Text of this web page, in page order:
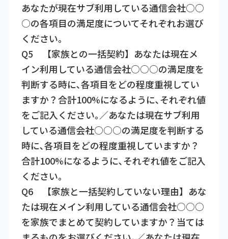
あなたが現在サブ利用している通信会社○○
○の各項目の満足度についてそれぞれお選び
ください｡
Q5 【家族との一括契約】あなたは現在メ
イン利用している通信会社○○○の満足度を
判断する時に､各項目をどの程度重視してい
ますか？合計100%になるように､それぞれ値
をご記入ください｡／あなたは現在サブ利用
している通信会社○○○の満足度を判断する
時に､各項目をどの程度重視していますか？
合計100%になるように､それぞれ値をご記入
ください｡
Q6 【家族と一括契約していない理由】あな
たは現在メイン利用している通信会社○○○
を家族でまとめて契約していますか？当ては